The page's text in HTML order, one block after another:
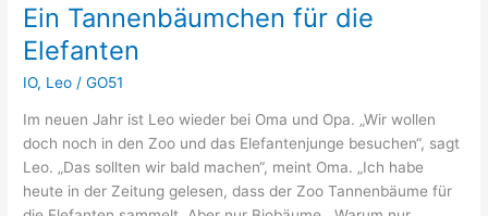
Ein Tannenbäumchen für die
Elefanten
IO, Leo /GO51
Im neuen Jahr ist Leo wieder bei Oma und Opa. „Wir wollen
doch noch in den Zoo und das Elefantenjunge besuchen“, sagt
Leo. „Das sollten wir bald machen“, meint Oma. „Ich habe
heute in der Zeitung gelesen, dass der Zoo Tannenbäume für